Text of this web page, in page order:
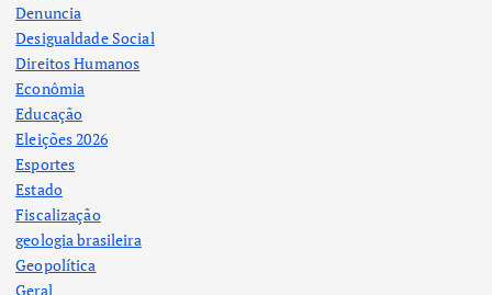
Denuncia
Desigualdade Social
Direitos Humanos
Econômia
Educação
Eleições 2026
Esportes
Estado
Fiscalização
geologia brasileira
Geopolítica
Geral